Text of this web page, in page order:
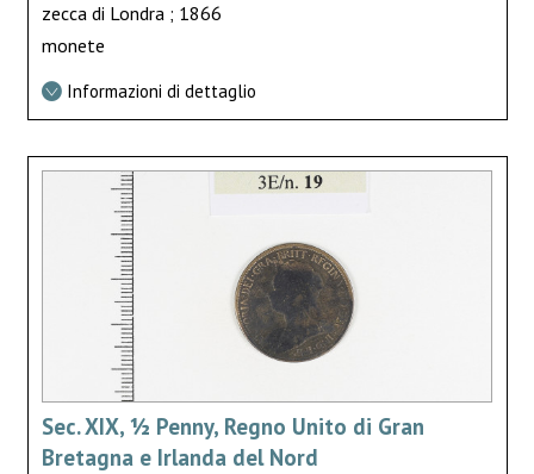
zecca di Londra ; 1866
monete
Informazioni di dettaglio
Sec. XIX, ½ Penny, Regno Unito di Gran
Bretagna e Irlanda del Nord